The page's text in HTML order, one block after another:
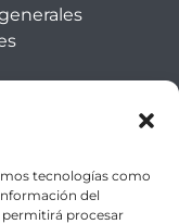
tecnologías como
del
procesar